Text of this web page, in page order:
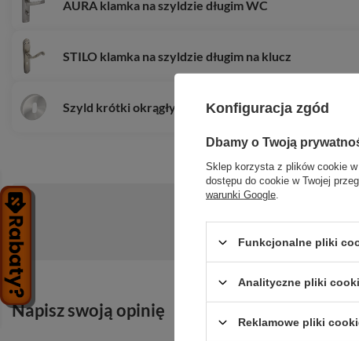
AURA klamka na szyldzie długim WC
STILO klamka na szyldzie długim na klucz
Szyld krótki okrągły klucz
Napisz swoją opinię
Konfiguracja zgód
Dbamy o Twoją
Sklep korzysta z plików cookie
dostępu do cookie w Twojej
warunki Google
Funkcjonalne pliki
Analityczne pliki
Reklamowe pliki